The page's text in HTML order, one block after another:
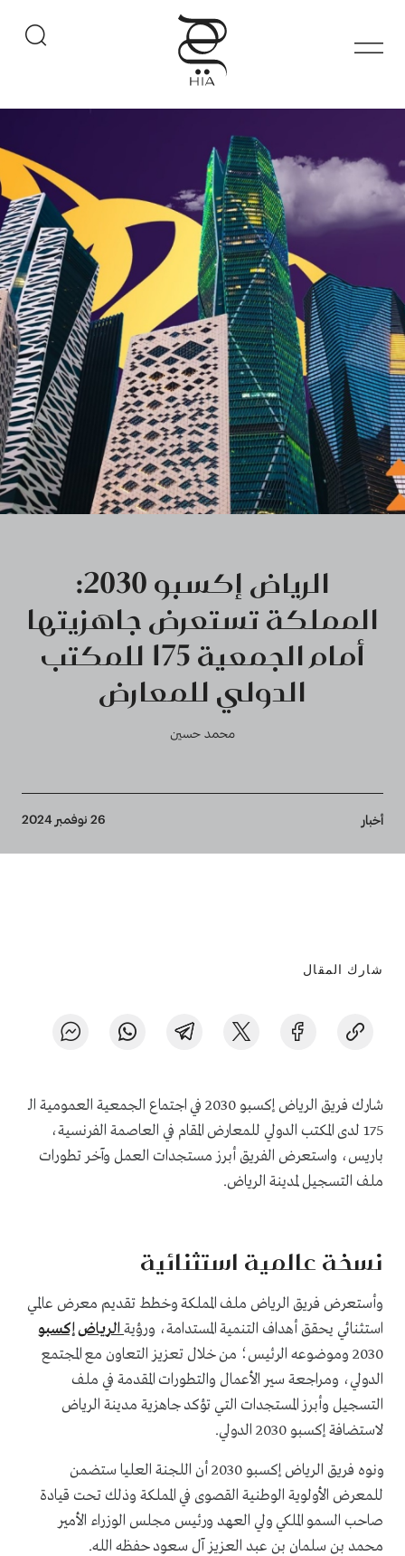
الرياض إكسبو 2030:
المملكة تستعرض جاهزيتها
أمام الجمعية 175 للمكتب
الدولي للمعارض
محمد حسين
Breadcrumb
أخبار 26 نوفمبر 2024
شارك المقال
شارك فريق الرياض إكسبو 2030 في اجتماع الجمعية العمومية الـ
175 لدى المكتب الدولي للمعارض المقام في العاصمة الفرنسية،
باريس، واستعرض الفريق أبرز مستجدات العمل وآخر تطورات
ملف التسجيل لمدينة الرياض.
نسخة عالمية استثنائية
وأستعرض فريق الرياض ملف المملكة وخطط تقديم معرض عالمي
استثنائي يحقق أهداف التنمية المستدامة، ورؤيةالرياض إكسبو
2030 وموضوعه الرئيس؛ من خلال تعزيز التعاون مع المجتمع
الدولي، ومراجعة سير الأعمال والتطورات المقدمة في ملف
التسجيل وأبرز المستجدات التي تؤكد جاهزية مدينة الرياض
لاستضافة إكسبو 2030 الدولي.
ونوه فريق الرياض إكسبو 2030 أن اللجنة العليا ستضمن
للمعرض الأولوية الوطنية القصوى في المملكة وذلك تحت قيادة
صاحب السمو الملكي ولي العهد ورئيس مجلس الوزراء الأمير
محمد بن سلمان بن عبد العزيز آل سعود حفظه الله.